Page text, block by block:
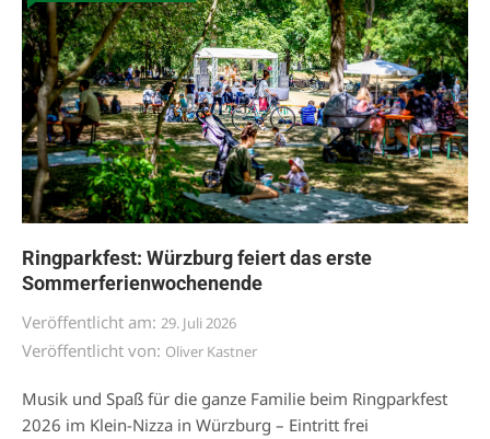
Ringparkfest: Würzburg feiert das erste
Sommerferienwochenende
Veröffentlicht am: 29. Juli 2026
Veröffentlicht von: Oliver Kastner
Musik und Spaß für die ganze Familie beim Ringparkfest
2026 im Klein-Nizza in Würzburg – Eintritt frei